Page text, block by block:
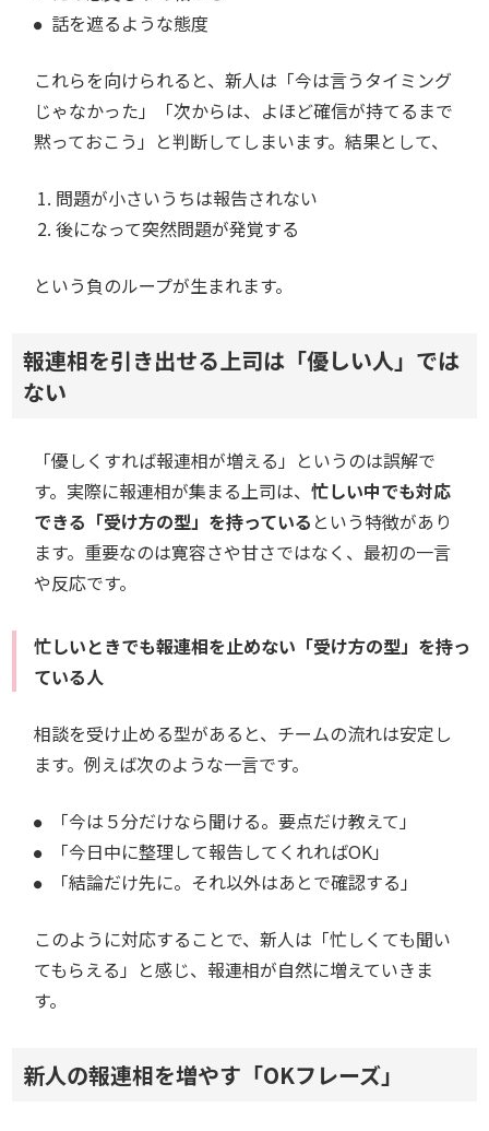
話を遮るような態度
これらを向けられると、新人は「今は言うタイミング
じゃなかった」「次からは、よほど確信が持てるまで
黙っておこう」と判断してしまいます。結果として、
問題が小さいうちは報告されない
後になって突然問題が発覚する
という負のループが生まれます。
報連相を引き出せる上司は「優しい人」では
ない
「優しくすれば報連相が増える」というのは誤解で
す。実際に報連相が集まる上司は、忙しい中でも対応
できる「受け方の型」を持っている という特徴があり
ます。重要なのは寛容さや甘さではなく、最初の一言
や反応です。
忙しいときでも報連相を止めない「受け方の型」を持っ
ている人
相談を受け止める型があると、チームの流れは安定し
ます。例えば次のような一言です。
「今は５分だけなら聞ける。要点だけ教えて」
「今日中に整理して報告してくれればOK」
「結論だけ先に。それ以外はあとで確認する」
このように対応することで、新人は「忙しくても聞い
てもらえる」と感じ、報連相が自然に増えていきま
す。
新人の報連相を増やす「OKフレーズ」